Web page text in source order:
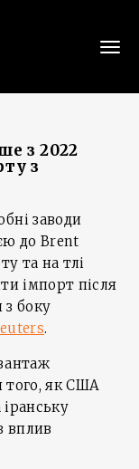
з 2022
з
заводи
до Brent
та на тлі
імпорт після
з боку
.
того, як США
вплив